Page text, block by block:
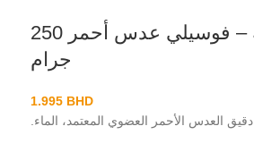
أرض الطبيعة – فوسيلي عدس أحمر 250
جرام
1.995 BHD
دقيق العدس الأحمر العضوي المعتمد، الماء.